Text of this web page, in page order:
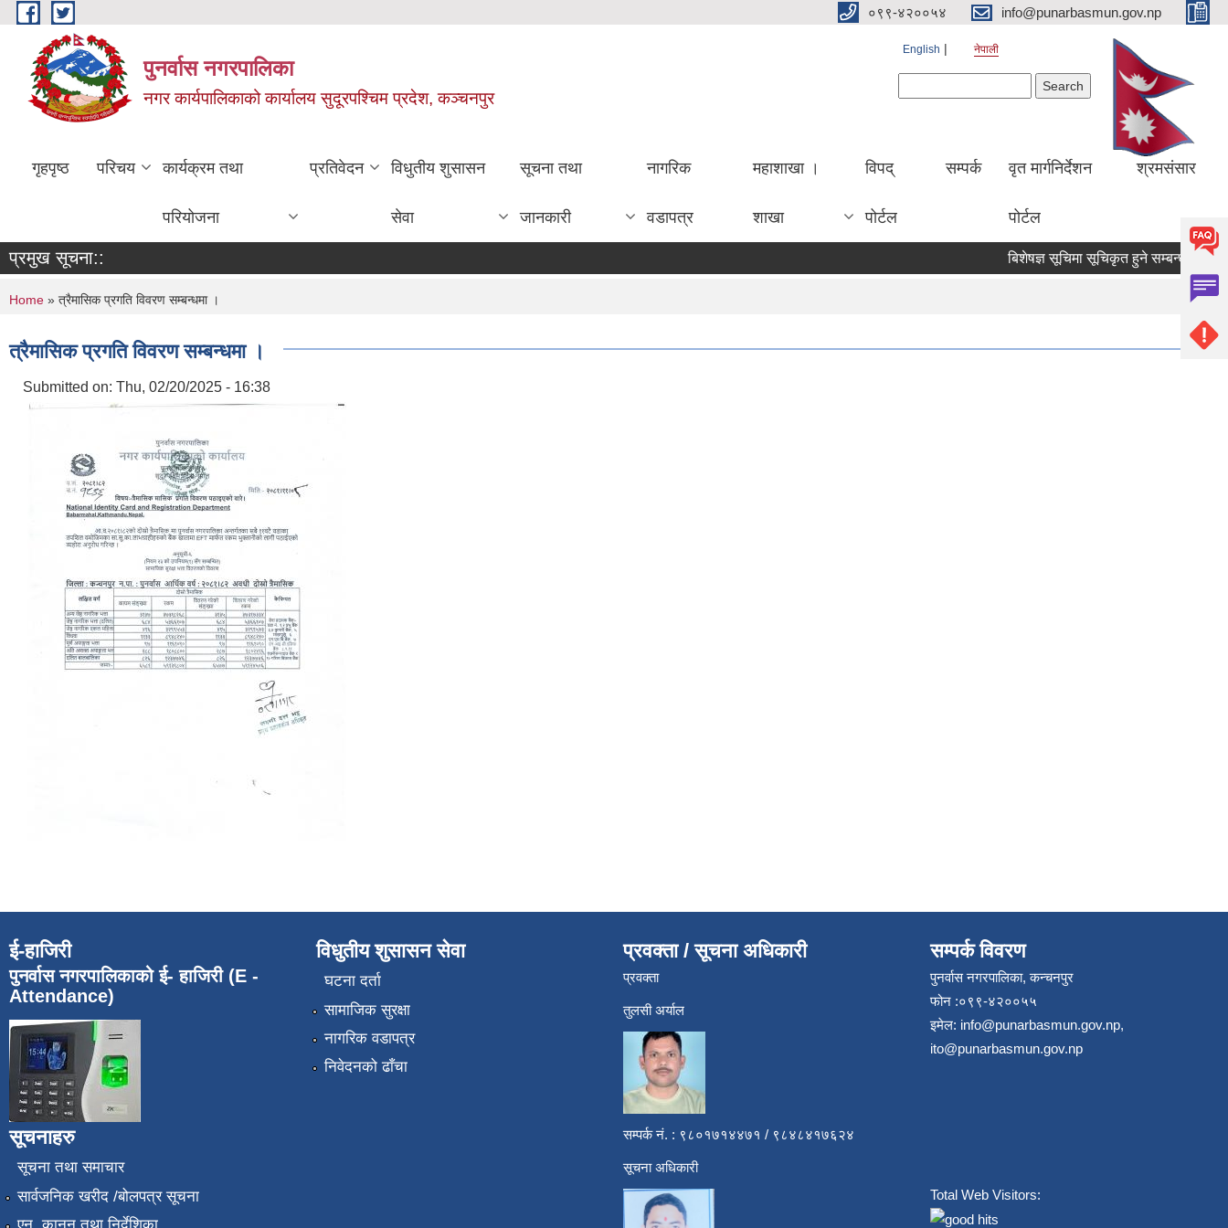
Skip to main content ०९९-४२००५४ info@punarbasmun.gov.np
पुनर्वास नगरपालिका
नगर कार्यपालिकाको कार्यालय सुदूरपश्चिम प्रदेश, कञ्चनपुर
English नेपाली
गृहपृष्ठ परिचय कार्यक्रम तथा
परियोजना
प्रतिवेदन विधुतीय शुसासन
सेवा
सूचना तथा
जानकारी
नागरिक
वडापत्र
महाशाखा ।
शाखा
विपद्
पोर्टल
सम्पर्क वृत मार्गनिर्देशन
पोर्टल
श्रमसंसार
प्रमुख सूचना:: बिशेषज्ञ सूचिमा सूचिकृत हुने सम्बन्धमा ।
You are here
Home » त्रैमासिक प्रगति विवरण सम्बन्धमा ।
त्रैमासिक प्रगति विवरण सम्बन्धमा ।
Submitted on: Thu, 02/20/2025 - 16:38
ई-हाजिरी
पुनर्वास नगरपालिकाको ई- हाजिरी (E -
Attendance)
सूचनाहरु
सूचना तथा समाचार
सार्वजनिक खरीद /बोलपत्र सूचना
विधुतीय शुसासन सेवा
घटना दर्ता
सामाजिक सुरक्षा
नागरिक वडापत्र
निवेदनको ढाँचा
प्रवक्ता / सूचना अधिकारी
प्रवक्ता
तुलसी अर्याल
सम्पर्क नं. : ९८०१७१४४७१ / ९८४८४१७६२४
सूचना अधिकारी
सम्पर्क विवरण
पुनर्वास नगरपालिका, कन्चनपुर
फोन :०९९-४२००५५
इमेल: info@punarbasmun.gov.np,
ito@punarbasmun.gov.np
Total Web Visitors: